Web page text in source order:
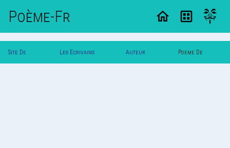
Poème-Fr
Site De Les Ecrivains Auteur Poeme De